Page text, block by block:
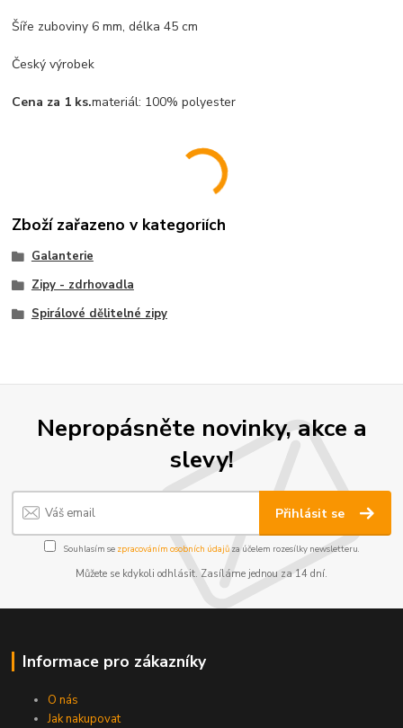
Šíře zuboviny 6 mm, délka 45 cm
Český výrobek
Cena za 1 ks.materiál: 100% polyester
Zboží zařazeno v kategoriích
Galanterie
Zipy - zdrhovadla
Spirálové dělitelné zipy
Nepropásněte novinky, akce a
slevy!
Přihlásit se
Souhlasím se zpracováním osobních údajůza účelem rozesílky newsletteru.
Můžete se kdykoli odhlásit. Zasíláme jednou za 14 dní.
Informace pro zákazníky
O nás
Jak nakupovat